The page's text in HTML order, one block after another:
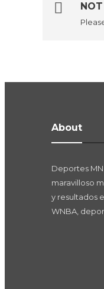
About
Deportes
maravilloso
y resultados
WNBA,